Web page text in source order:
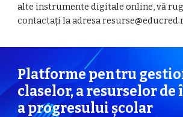
alte instrumente digitale online, vă
contactați la adresa
Platforme pentru
claselor, a resurselor de
a progresului școlar